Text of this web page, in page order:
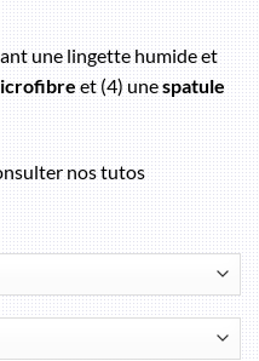
une lingette humide et
et (4) unespatule
nos tutos